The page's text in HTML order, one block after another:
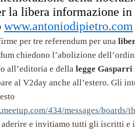
la libera informazione
www.antoniodipietro.com
per tre referendum per una
chiedono l’abolizione
all’editoria e della legge Gasparri
al V2day anche all’estero. Gli
434/messages/boards/
e invitiamo tutti gli iscritti e